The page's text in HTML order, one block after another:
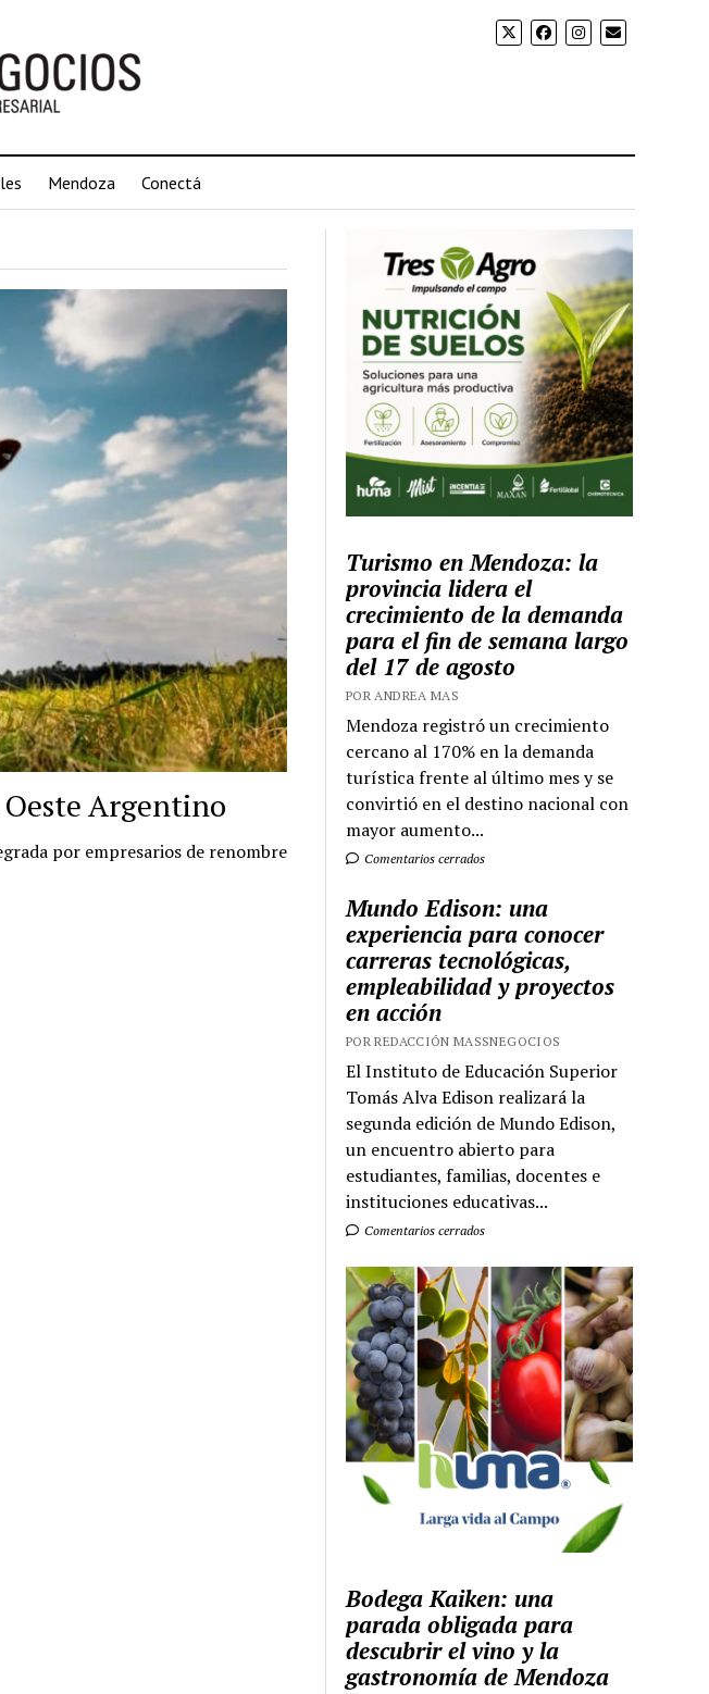
Mendoza Conectá
Argentino
por empresarios de renombre
Turismo en Mendoza: la
provincia lidera el
crecimiento de la demanda
para el fin de semana largo
del 17 de agosto
POR ANDREA MAS
Mendoza registró un crecimiento
cercano al 170% en la demanda
turística frente al último mes y se
convirtió en el destino nacional con
mayor aumento...
Comentarios cerrados
Mundo Edison: una
experiencia para conocer
carreras tecnológicas,
empleabilidad y proyectos
en acción
POR REDACCIÓN MASSNEGOCIOS
El Instituto de Educación Superior
Tomás Alva Edison realizará la
segunda edición de Mundo Edison,
un encuentro abierto para
estudiantes, familias, docentes e
instituciones educativas...
Comentarios cerrados
Bodega Kaiken: una
parada obligada para
descubrir el vino y la
gastronomía de Mendoza